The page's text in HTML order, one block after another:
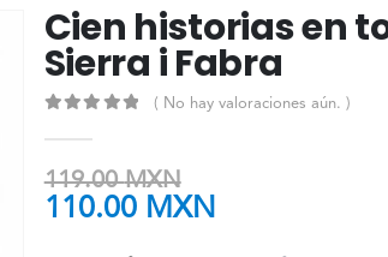
Cien historias en
Sierra i Fabra
( No hay valoraciones aún. )
119.00MXN
110.00 MXN